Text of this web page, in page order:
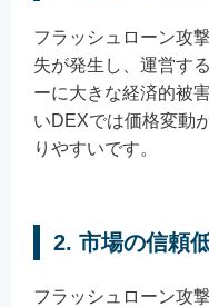
フラッシュローン攻
失が発生し、運営す
ーに大きな経済的被
いDEXでは価格変動
りやすいです。
2. 市場の信頼
フラッシュローン攻